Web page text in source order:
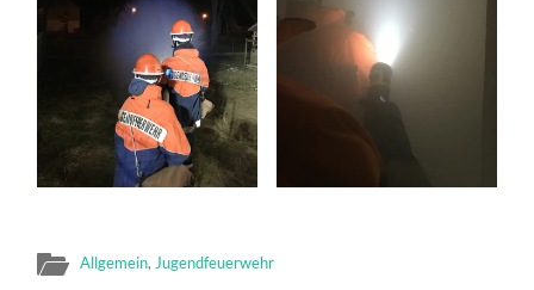
Allgemein,Jugendfeuerwehr